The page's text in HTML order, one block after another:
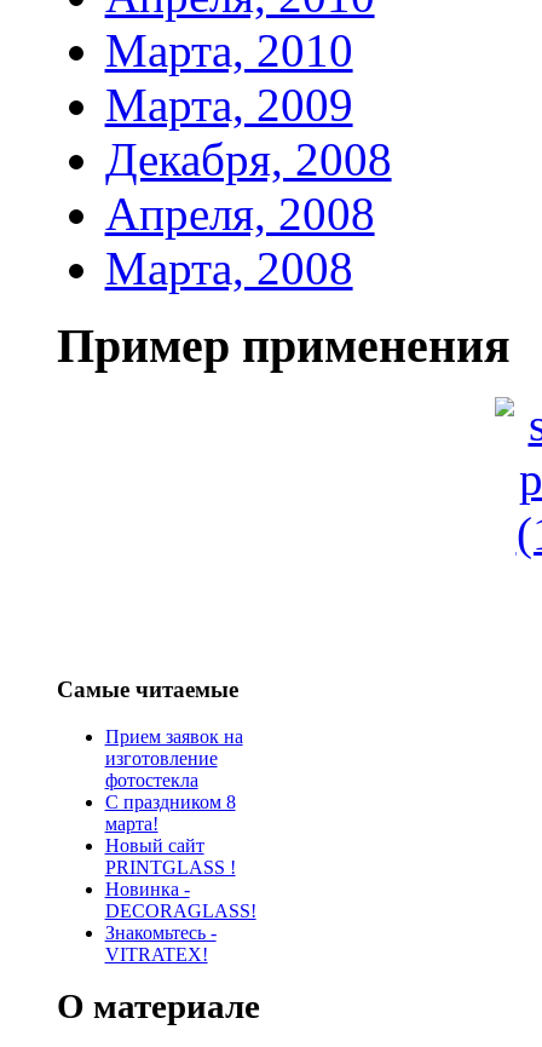
Марта, 2010
Марта, 2009
Декабря, 2008
Апреля, 2008
Марта, 2008
Пример применения
Самые читаемые
Прием заявок на
изготовление
фотостекла
С праздником 8
марта!
Новый сайт
PRINTGLASS !
Новинка -
DECORAGLASS!
Знакомьтесь -
VITRATEX!
О материале